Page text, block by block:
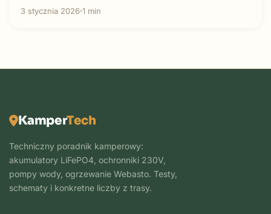
3 stycznia 2026 1 min
KamperTech
Techniczny poradnik kamperowy:
akumulatory LiFePO4, ochronniki 230V,
pompy wody, ogrzewanie Webasto. Testy,
schematy i konkretne liczby z trasy.